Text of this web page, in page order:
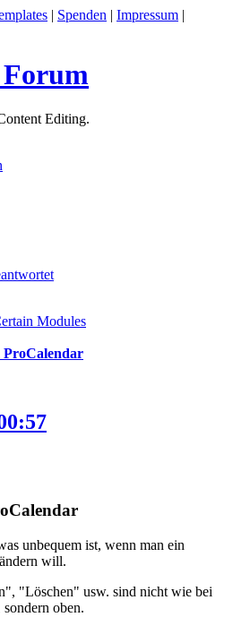
| Spenden | Impressum |
Editing.
Modules
ProCalendar
unbequem ist, wenn man ein
will.
"Löschen" usw. sind nicht wie bei
oben.